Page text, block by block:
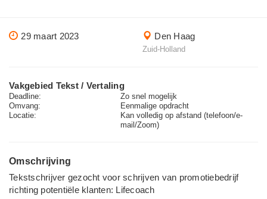
29 maart 2023 Den Haag
Zuid-Holland
Vakgebied Tekst / Vertaling
Deadline:
Zo snel mogelijk
Omvang:
Eenmalige opdracht
Locatie:
Kan volledig op afstand (telefoon/e-
mail/Zoom)
Omschrijving
Tekstschrijver gezocht voor schrijven van promotiebedrijf
richting potentiële klanten: Lifecoach